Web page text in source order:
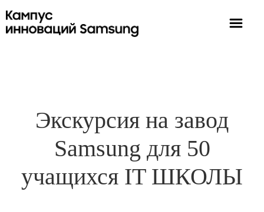
Экскурсия на завод
Samsung для 50
учащихся IT ШКОЛЫ